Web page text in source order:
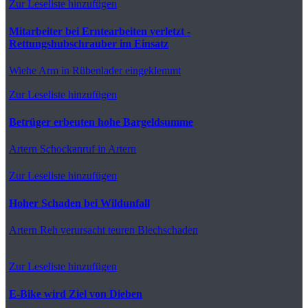
Zur Leseliste hinzufügen
Mitarbeiter bei Erntearbeiten verletzt -
Rettungshubschrauber im Einsatz
Wiehe Arm in Rübenlader eingeklemmt
Zur Leseliste hinzufügen
Betrüger erbeuten hohe Bargeldsumme
Artern Schockanruf in Artern
Zur Leseliste hinzufügen
Hoher Schaden bei Wildunfall
Artern Reh verursacht teuren Blechschaden
Zur Leseliste hinzufügen
E-Bike wird Ziel von Dieben